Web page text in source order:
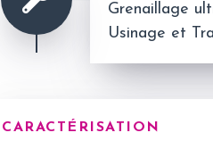
Grenaillage
Usinage et
CARACTÉRISATION